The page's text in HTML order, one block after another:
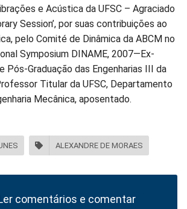
e Acústica da UFSC – Agraciado
Session’, por suas contribuições ao
pelo Comité de Dinâmica da ABCM no
Symposium DINAME, 2007—Ex-
Pós-Graduação das Engenharias III da
Titular da UFSC, Departamento
Mecânica, aposentado.
ALEXANDRE DE MORAES
comentários e comentar